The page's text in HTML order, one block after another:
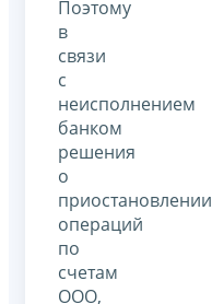
Поэтому
в
связи
с
неисполнением
банком
решения
о
приостановлении
операций
по
счетам
ООО,